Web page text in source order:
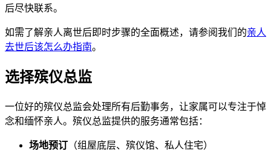
后尽快联系。
如需了解亲人离世后即时步骤的全面概述，请参阅我们的亲人
去世后该怎么办指南。
选择殡仪总监
一位好的殡仪总监会处理所有后勤事务，让家属可以专注于悼
念和缅怀亲人。殡仪总监提供的服务通常包括：
场地预订 （组屋底层、殡仪馆、私人住宅）